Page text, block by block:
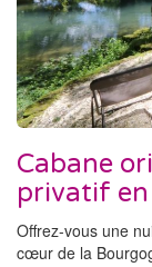
Cabane
privatif
Offrez-vous une
cœur de la